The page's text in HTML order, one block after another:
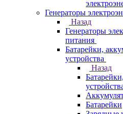
Генераторы
Назад
Генераторы
питания
Батарейки,
устройства
Назад
Батарейки